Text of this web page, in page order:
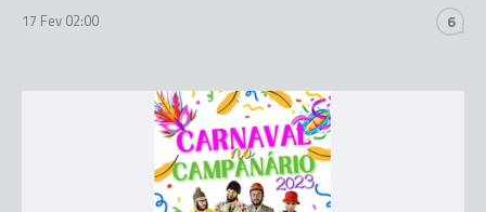
17 Fev 02:00 6